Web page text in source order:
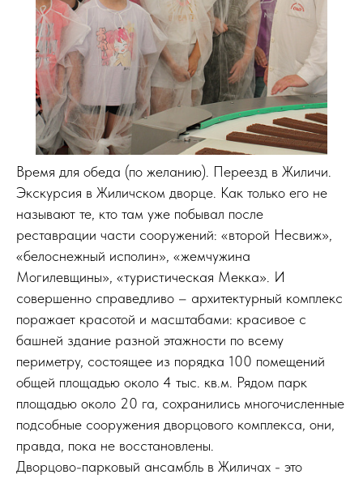
Время для обеда (по желанию). Переезд в Жиличи.
Экскурсия в Жиличском дворце. Как только его не
называют те, кто там уже побывал после
реставрации части сооружений: «второй Несвиж»,
«белоснежный исполин», «жемчужина
Могилевщины», «туристическая Мекка». И
совершенно справедливо – архитектурный комплекc
поражает красотой и масштабами: красивое с
башней здание разной этажности по всему
периметру, состоящее из порядка 100 помещений
общей площадью около 4 тыс. кв.м. Рядом парк
площадью около 20 га, сохранились многочисленные
подсобные сооружения дворцового комплекса, они,
правда, пока не восстановлены.
Дворцово-парковый ансамбль в Жиличах - это